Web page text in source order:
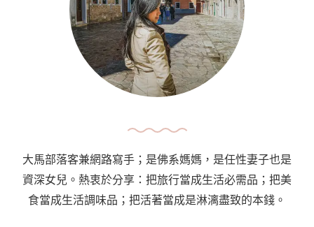
日
式
料
法
Kaffe
16
大馬部落客兼網路寫手；是佛系媽媽，是任性妻子也是
資深女兒。熱衷於分享：把旅行當成生活必需品；把美
食當成生活調味品；把活著當成是淋漓盡致的本錢。